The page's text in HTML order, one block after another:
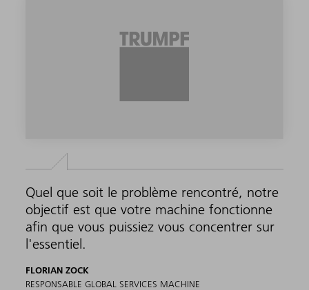
Quel que soit le problème rencontré, notre
objectif est que votre machine fonctionne
afin que vous puissiez vous concentrer sur
l'essentiel.
FLORIAN ZOCK
RESPONSABLE GLOBAL SERVICES MACHINE